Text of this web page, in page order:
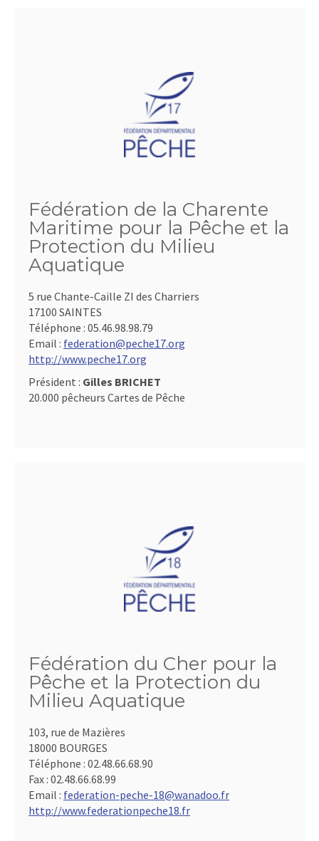
Fédération de la Charente
Maritime pour la Pêche et la
Protection du Milieu
Aquatique
5 rue Chante-Caille ZI des Charriers
17100 SAINTES
Téléphone : 05.46.98.98.79
Email : federation@peche17.org
http://www.peche17.org
Président : Gilles BRICHET
20.000 pêcheurs Cartes de Pêche
Fédération du Cher pour la
Pêche et la Protection du
Milieu Aquatique
103, rue de Mazières
18000 BOURGES
Téléphone : 02.48.66.68.90
Fax : 02.48.66.68.99
Email : federation-peche-18@wanadoo.fr
http://www.federationpeche18.fr